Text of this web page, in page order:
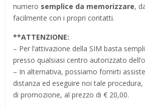
numero semplice da memorizzare,
facilmente con i propri contatti.
**ATTENZIONE:
– Per l’attivazione della SIM basta
presso qualsiasi centro autorizzato
– In alternativa, possiamo fornirti
distanza ed eseguire noi tale
di promozione, al prezzo di € 20,00.